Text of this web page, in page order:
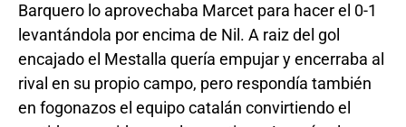
Barquero lo aprovechaba Marcet para hacer el 0-1
levantándola por encima de Nil. A raiz del gol
encajado el Mestalla quería empujar y encerraba al
rival en su propio campo, pero respondía también
en fogonazos el equipo catalán convirtiendo el